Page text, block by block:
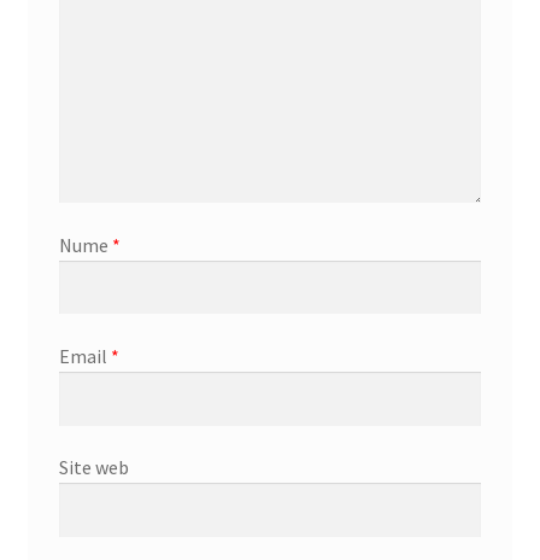
Nume *
Email *
Site web